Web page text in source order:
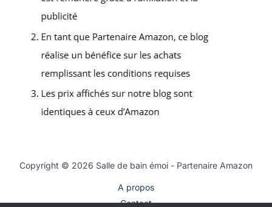
Copyright © 2026 Salle de bain émoi - Partenaire Amazon
A propos
Contact